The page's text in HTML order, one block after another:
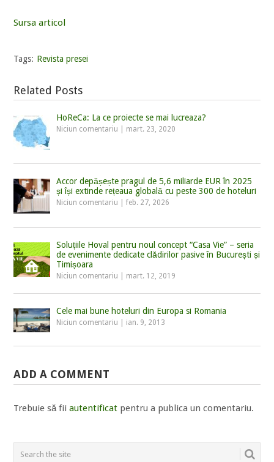
Sursa articol
Tags: Revista presei
Related Posts
HoReCa: La ce proiecte se mai lucreaza?
Niciun comentariu mart. 23, 2020
Accor depășește pragul de 5,6 miliarde EUR în 2025
și își extinde rețeaua globală cu peste 300 de hoteluri
Niciun comentariu |feb. 27, 2026
Soluțiile Hoval pentru noul concept “Casa Vie” – seria
de evenimente dedicate clădirilor pasive în București și
Timișoara
Niciun comentariu mart. 12, 2019
Cele mai bune hoteluri din Europa si Romania
Niciun comentariu ian. 9, 2013
ADD A COMMENT
Trebuie să fiiautentificat pentru a publica un comentariu.